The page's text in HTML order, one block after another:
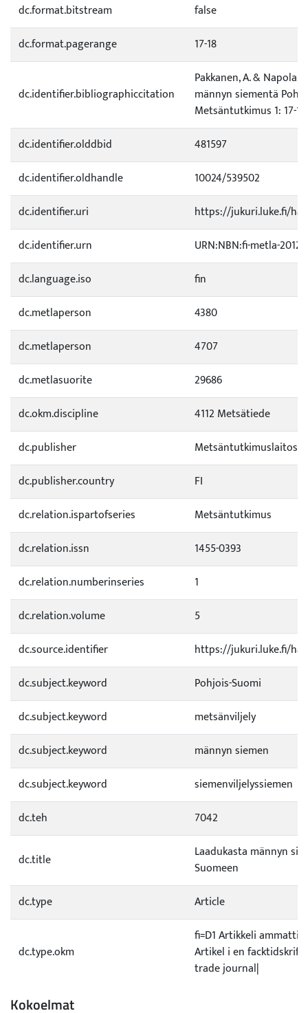
dc.format.bitstream
false
dc.format.pagerange
17-18
dc.identifier.bibliographiccitation
Pakkanen, A. & Napola,
männyn siementä
Metsäntutkimus 1: 17-18.
dc.identifier.olddbid
481597
dc.identifier.oldhandle
10024/539502
dc.identifier.uri
https://jukuri.luke.fi/
dc.identifier.urn
URN:NBN:fi-metla-
dc.language.iso
fin
dc.metlaperson
4380
dc.metlaperson
4707
dc.metlasuorite
29686
dc.okm.discipline
4112 Metsätiede
dc.publisher
Metsäntutkimuslaitos
dc.publisher.country
FI
dc.relation.ispartofseries
Metsäntutkimus
dc.relation.issn
1455-0393
dc.relation.numberinseries
1
dc.relation.volume
5
dc.source.identifier
https://jukuri.luke.fi/
dc.subject.keyword
Pohjois-Suomi
dc.subject.keyword
metsänviljely
dc.subject.keyword
männyn siemen
dc.subject.keyword
siemenviljelyssiemen
dc.teh
7042
dc.title
Laadukasta männyn
Suomeen
dc.type
Article
dc.type.okm
fi=D1 Artikkeli
Artikel i en
trade journal|
Kokoelmat